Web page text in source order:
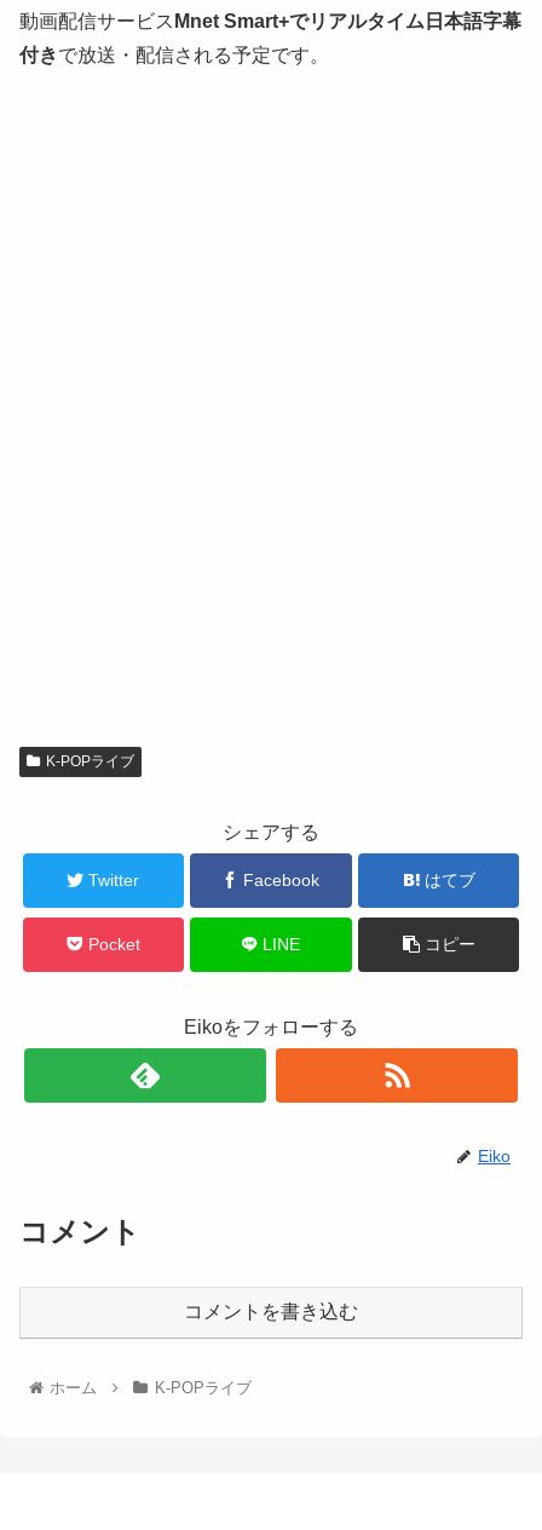
動画配信サービス Mnet Smart+でリアルタイム日本語字幕
付きで放送・配信される予定です。
K-POPライブ
シェアする
Twitter Facebook はてブ
Pocket LINE コピー
Eikoをフォローする
Eiko
コメント
コメントを書き込む
ホーム K-POPライブ